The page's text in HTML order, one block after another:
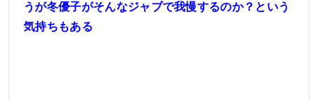
うが冬優子がそんなジャブで我慢するのか？という
気持ちもある